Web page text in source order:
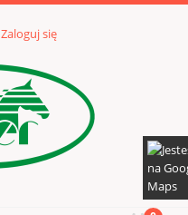
Zaloguj się